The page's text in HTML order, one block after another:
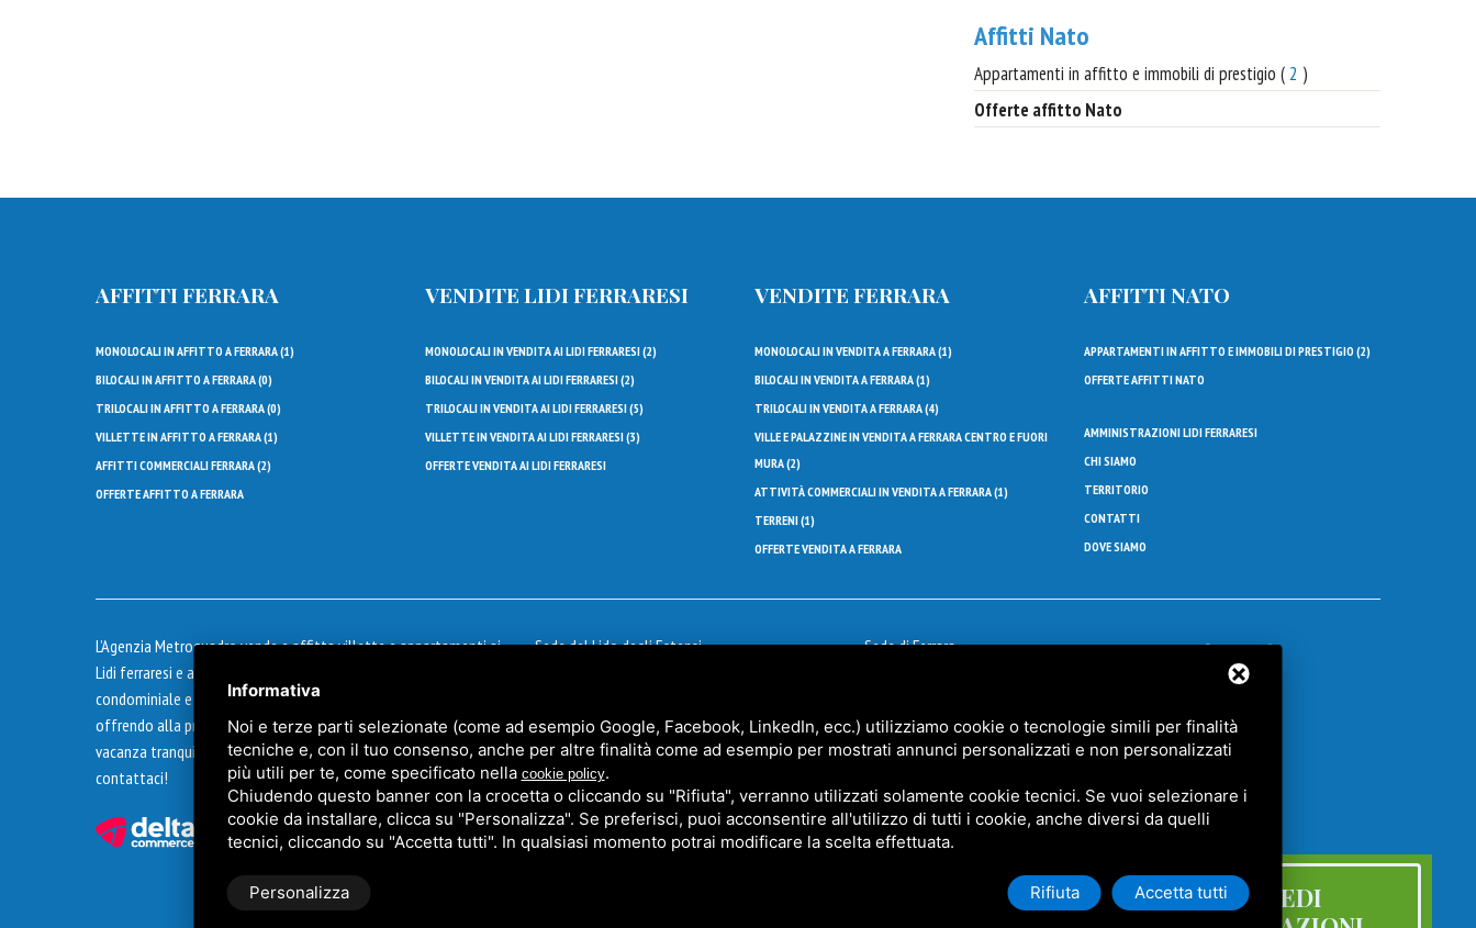
Affitti Nato
Appartamenti in affitto e immobili di prestigio (2 )
Offerte affitto Nato
AFFITTI FERRARA
MONOLOCALI IN AFFITTO A FERRARA (1)
BILOCALI IN AFFITTO A FERRARA (0)
TRILOCALI IN AFFITTO A FERRARA (0)
VILLETTE IN AFFITTO A FERRARA (1)
AFFITTI COMMERCIALI FERRARA (2)
OFFERTE AFFITTO A FERRARA
VENDITE LIDI FERRARESI
MONOLOCALI IN VENDITA AI LIDI FERRARESI (2)
BILOCALI IN VENDITA AI LIDI FERRARESI (2)
TRILOCALI IN VENDITA AI LIDI FERRARESI (5)
VILLETTE IN VENDITA AI LIDI FERRARESI (3)
OFFERTE VENDITA AI LIDI FERRARESI
VENDITE FERRARA
MONOLOCALI IN VENDITA A FERRARA (1)
BILOCALI IN VENDITA A FERRARA (1)
TRILOCALI IN VENDITA A FERRARA (4)
VILLE E PALAZZINE IN VENDITA A FERRARA CENTRO E FUORI
MURA (2)
ATTIVITÀ COMMERCIALI IN VENDITA A FERRARA (1)
TERRENI (1)
OFFERTE VENDITA A FERRARA
AFFITTI NATO
APPARTAMENTI IN AFFITTO E IMMOBILI DI PRESTIGIO (2)
OFFERTE AFFITTI NATO
AMMINISTRAZIONI LIDI FERRARESI
CHI SIAMO
TERRITORIO
CONTATTI
DOVE SIAMO
L’Agenzia Metroquadro vende e affitta villette e appartamenti ai
Lidi ferraresi e a Ferrara. Offre servizio di Amministrazione
condominiale e perizie. L'immobiliare opera da diversi anni
offrendo alla propria clientela serietà e professionalità. Per una
vacanza tranquilla ma anche piena di iniziative e divertimenti,
contattaci!
Sede del Lido degli Estensi
Tel+39 0533 326887
Fax 0533 353 711
Emailinfo@agenziametroquadro.it
Sede di Ferrara
Tel+39 0532 241180
Fax0532 214 717
P.IVA 01413830389
Privacy
Sitemap
Informativa
Noi e terze parti selezionate (come ad esempio Google, Facebook, LinkedIn, ecc.) utilizziamo cookie o tecnologie simili per finalità
tecniche e, con il tuo consenso, anche per altre finalità come ad esempio per mostrati annunci personalizzati e non personalizzati
più utili per te, come specificato nella cookie policy.
Chiudendo questo banner con la crocetta o cliccando su "Rifiuta", verranno utilizzati solamente cookie tecnici. Se vuoi selezionare i
cookie da installare, clicca su "Personalizza". Se preferisci, puoi acconsentire all'utilizzo di tutti i cookie, anche diversi da quelli
tecnici, cliccando su "Accetta tutti". In qualsiasi momento potrai modificare la scelta effettuata.
Personalizza Rifiuta Accetta tutti
RICHIEDI
INFORMAZIONI